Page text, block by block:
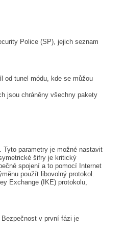
Police (SP), jejich seznam
od tunel módu, kde se můžou
jsou chráněny všechny pakety
parametry je možné nastavit
šifry je kritický
spojení a to pomocí Internet
použít libovolný protokol.
Exchange (IKE) protokolu,
v první fázi je